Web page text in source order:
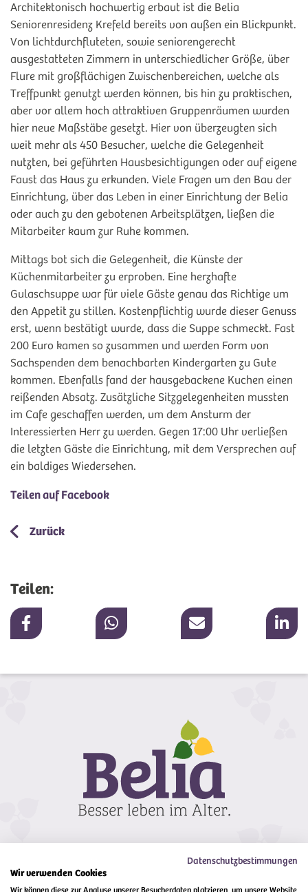
Architektonisch hochwertig erbaut ist die Belia
Seniorenresidenz Krefeld bereits von außen ein Blickpunkt.
Von lichtdurchfluteten, sowie seniorengerecht
ausgestatteten Zimmern in unterschiedlicher Größe, über
Flure mit großflächigen Zwischenbereichen, welche als
Treffpunkt genutzt werden können, bis hin zu praktischen,
aber vor allem hoch attraktiven Gruppenräumen wurden
hier neue Maßstäbe gesetzt. Hier von überzeugten sich
weit mehr als 450 Besucher, welche die Gelegenheit
nutzten, bei geführten Hausbesichtigungen oder auf eigene
Faust das Haus zu erkunden. Viele Fragen um den Bau der
Einrichtung, über das Leben in einer Einrichtung der Belia
oder auch zu den gebotenen Arbeitsplätzen, ließen die
Mitarbeiter kaum zur Ruhe kommen.
Mittags bot sich die Gelegenheit, die Künste der
Küchenmitarbeiter zu erproben. Eine herzhafte
Gulaschsuppe war für viele Gäste genau das Richtige um
den Appetit zu stillen. Kostenpflichtig wurde dieser Genuss
erst, wenn bestätigt wurde, dass die Suppe schmeckt. Fast
200 Euro kamen so zusammen und werden Form von
Sachspenden dem benachbarten Kindergarten zu Gute
kommen. Ebenfalls fand der hausgebackene Kuchen einen
reißenden Absatz. Zusätzliche Sitzgelegenheiten mussten
im Cafe geschaffen werden, um dem Ansturm der
Interessierten Herr zu werden. Gegen 17:00 Uhr verließen
die letzten Gäste die Einrichtung, mit dem Versprechen auf
ein baldiges Wiedersehen.
Teilen auf Facebook
Zurück
Teilen:
Datenschutzbestimmungen
Wir verwenden Cookies
Wir können diese zur Analyse unserer Besucherdaten platzieren, um unsere Website